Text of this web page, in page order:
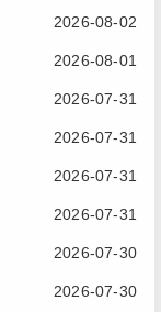
2026-08-02
2026-08-01
2026-07-31
2026-07-31
2026-07-31
2026-07-31
2026-07-30
2026-07-30